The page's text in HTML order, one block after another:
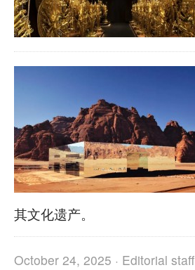
其文化遗产。
October 24, 2025 · Editorial staff